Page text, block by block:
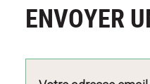
ENVOYER